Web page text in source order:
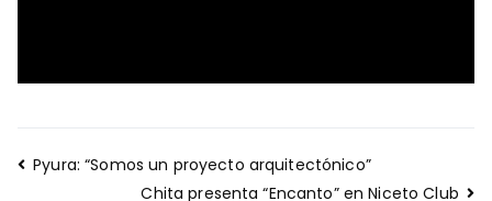
Navegación
Pyura: “Somos un proyecto arquitectónico”
Chita presenta “Encanto” en Niceto Club